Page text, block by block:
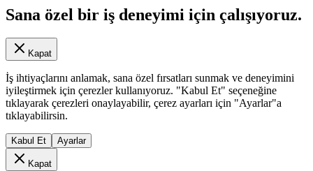
Sana özel bir iş deneyimi için çalışıyoruz.
Kapat
İş ihtiyaçlarını anlamak, sana özel fırsatları sunmak ve deneyimini
iyileştirmek için çerezler kullanıyoruz. "Kabul Et" seçeneğine
tıklayarak çerezleri onaylayabilir, çerez ayarları için "Ayarlar"a
tıklayabilirsin.
Kabul Et Ayarlar
Kapat